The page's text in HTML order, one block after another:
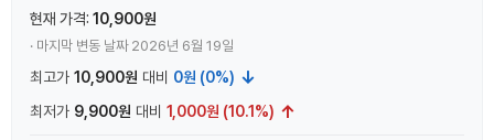
현재 가격: 10,900원
· 마지막 변동 날짜 2026년 6월 19일
최고가 10,900원 대비 0원 (0%) ↓
최저가 9,900원 대비 1,000원 (10.1%) ↑